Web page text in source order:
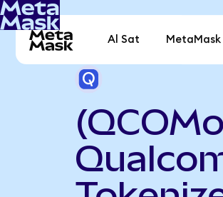
Al Sat MetaMask